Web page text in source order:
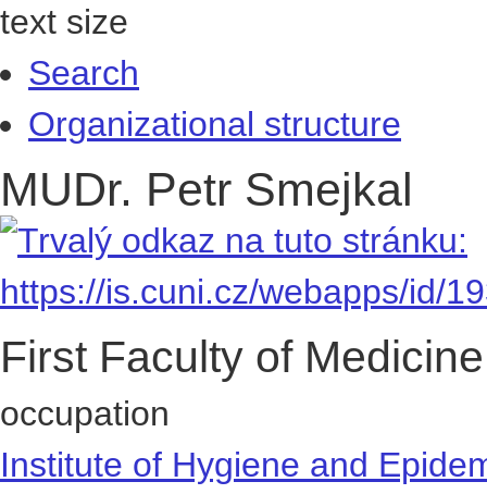
text size
Search
Organizational structure
MUDr. Petr Smejkal
First Faculty of Medicine
occupation
Institute of Hygiene and